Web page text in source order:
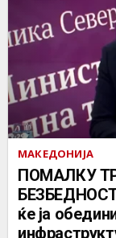
МАКЕДОНИЈА
ПОМАЛКУ
ќе ја